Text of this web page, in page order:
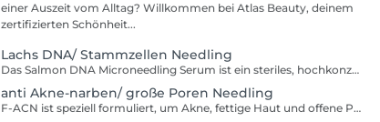
einer Auszeit vom Alltag? Willkommen bei Atlas Beauty, deinem
zertifizierten Schönheit...
Lachs DNA/ Stammzellen Needling
Das Salmon DNA Microneedling Serum ist ein steriles, hochkonzentriertes Wirkstoffpräparat aus Korea zur Hautverjüngung, Revitalisierung und Verbesserung der Hautstruktur. Es enthält hochreine Polynukleotide (PDRN) aus Lachs-DNA, die die Zellregeneration fördern und die Kollagen- und Elastinproduktion anregen. Zudem gleicht er den Hautton an, spendet Feuchtgkeit und verringert kleine dunkle spots und großporige Haut. Dieses spezielle Serum ist also ein kleiner Allrounder, für mehr "Glasskin".
anti Akne-narben/ große Poren Needling
F-ACN ist speziell formuliert, um Akne, fettige Haut und offene Poren effektiv zu behandeln. Die Formel enthält eine Kombination aus Hyaluronsäure, Niacinamid, ZnPCA und Panthenol, die synergistisch wirken, um Entzündungen und Rötungen zu reduzieren, die Haut zu hydratisieren und die Talgproduktion zu kontrollieren. Erwarten Sie eine signifikante Reduzierung von Akne, fettiger Haut und offenen Poren, sowie eine Verbesserung des Hautbildes und Hautelsatizität. Behandlungsfrequenz: Erste Kur von 2 bis 4 Behandlungen im Abstand von 2 Wochen, danach eine Behandlung alle 6 Wochen zur Erhaltung